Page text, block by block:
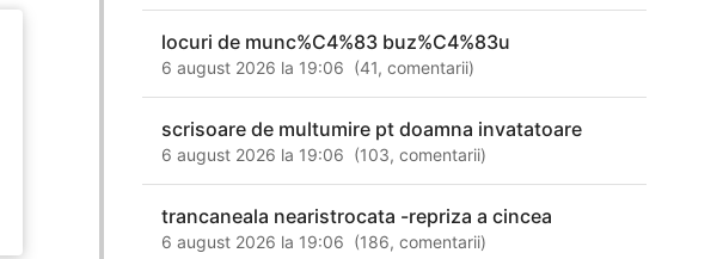
locuri de munc%C4%83 buz%C4%83u
6 august 2026 la 19:06 (41,comentarii)
scrisoare de multumire pt doamna invatatoare
6 august 2026 la 19:06 (103,comentarii)
trancaneala nearistrocata -repriza a cincea
6 august 2026 la 19:06 (186,comentarii)